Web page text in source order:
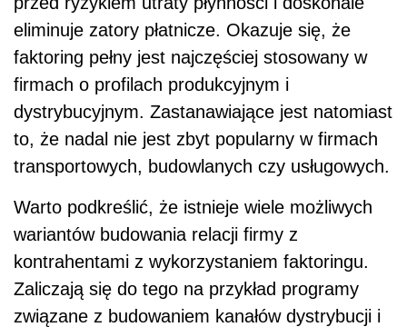
eliminuje zatory płatnicze. Okazuje się, że
faktoring pełny jest najczęściej stosowany w
firmach o profilach produkcyjnym i
dystrybucyjnym. Zastanawiające jest natomiast
to, że nadal nie jest zbyt popularny w firmach
transportowych, budowlanych czy usługowych.
Warto podkreślić, że istnieje wiele możliwych
wariantów budowania relacji firmy z
kontrahentami z wykorzystaniem faktoringu.
Zaliczają się do tego na przykład programy
związane z budowaniem kanałów dystrybucji i